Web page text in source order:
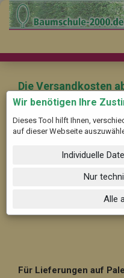
Die Versandkosten
(Pinneberg) nach
der PLZ: 77736
59,-- im Nahbereich bis
Für Lieferungen auf
Wir benötigen Ihre
Dieses Tool hilft Ihnen,
auf dieser Webseite
Individuelle
Nur
Alle